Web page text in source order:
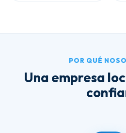
POR QUÉ
Una empresa